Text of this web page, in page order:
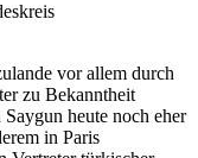
vor allem durch
zu Bekanntheit
heute noch eher
in Paris